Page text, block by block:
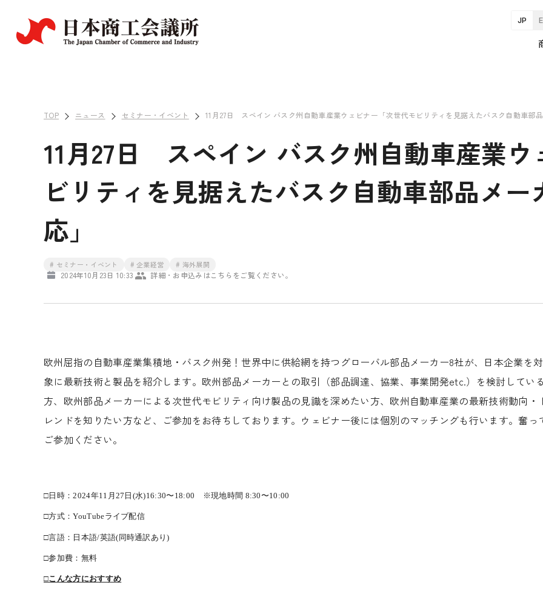
JP
TOP ニュース セミナー・イベント 11月27日 スペイン バスク州自動車産業ウェビナー「次世代モビリティを見据えたバスク自動車部品
11月27日 スペイン バスク州自動車産業ウ
ビリティを見据えたバスク自動車部品メ
応」
# セミナー・イベント # 企業経営 # 海外展開
2024年10月23日 10:33 詳細・お申込みはこちらをご覧ください。
欧州屈指の自動車産業集積地・バスク州発！世界中に供給網を持つグローバル部品メーカー8社が、日本企業を対
象に最新技術と製品を紹介します。欧州部品メーカーとの取引（部品調達、協業、事業開発etc.）を検討している
方、欧州部品メーカーによる次世代モビリティ向け製品の見識を深めたい方、欧州自動車産業の最新技術動向・
レンドを知りたい方など、ご参加をお待ちしております。ウェビナー後には個別のマッチングも行います。奮っ
ご参加ください。
□日時：2024年11月27日(水)16:30〜18:00 ※現地時間 8:30〜10:00
□方式：YouTubeライブ配信
□言語：日本語/英語(同時通訳あり)
□参加費：無料
□こんな方におすすめ